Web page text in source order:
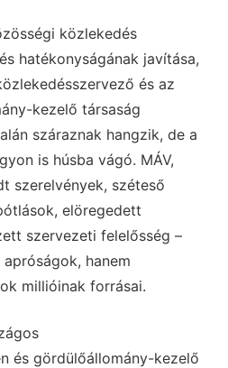
közlekedés
hatékonyságának javítása,
és az
kezelő társaság
száraznak hangzik, de a
is húsba vágó. MÁV,
szerelvények, széteső
elöregedett
szervezeti felelősség –
hanem
millióinak forrásai.
és gördülőállomány-kezelő